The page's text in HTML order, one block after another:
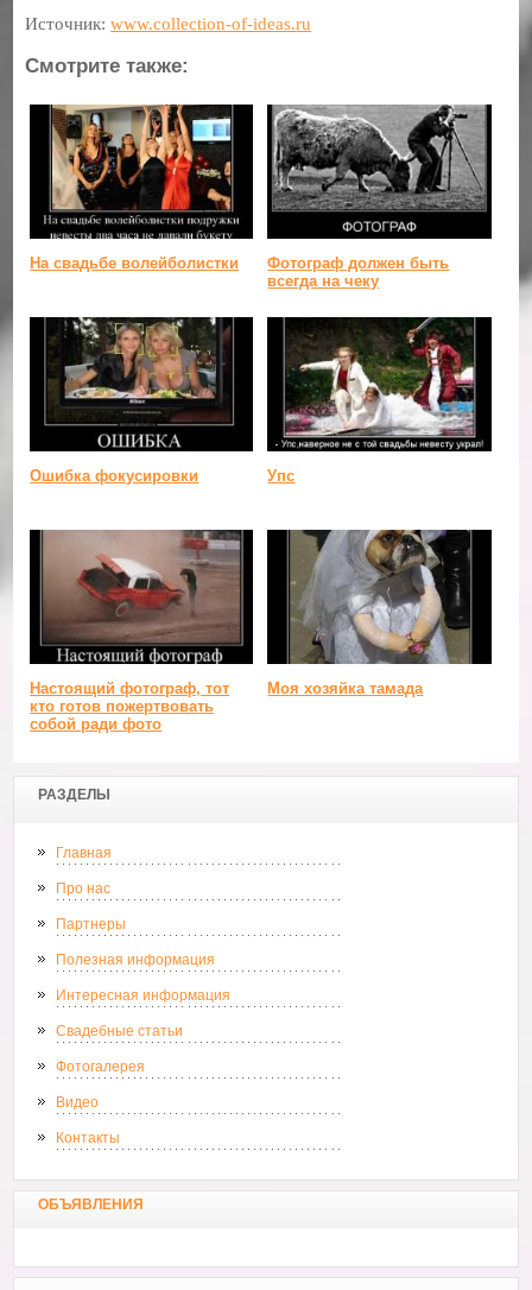
РАЗДЕЛЫ
Главная
Про нас
Партнеры
Полезная информация
Интересная информация
Свадебные статьи
Фотогалерея
Видео
Контакты
ОБЪЯВЛЕНИЯ
Источник:www.collection-of-ideas.ru
Смотрите также:
На свадьбе волейболистки
Фотограф должен быть
всегда на чеку
Ошибка фокусировки Упс
Настоящий фотограф, тот
кто готов пожертвовать
собой ради фото
Моя хозяйка тамада